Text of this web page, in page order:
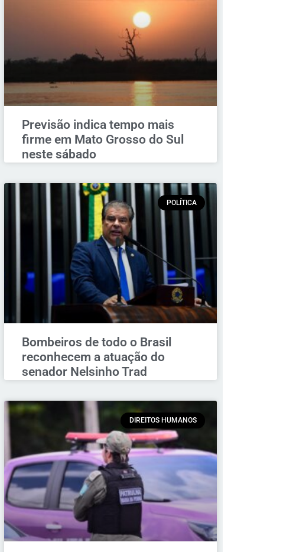
Previsão indica tempo mais
firme em Mato Grosso do Sul
neste sábado
POLÍTICA
Bombeiros de todo o Brasil
reconhecem a atuação do
senador Nelsinho Trad
DIREITOS HUMANOS